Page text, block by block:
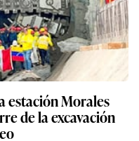
estación Morales
de la excavación